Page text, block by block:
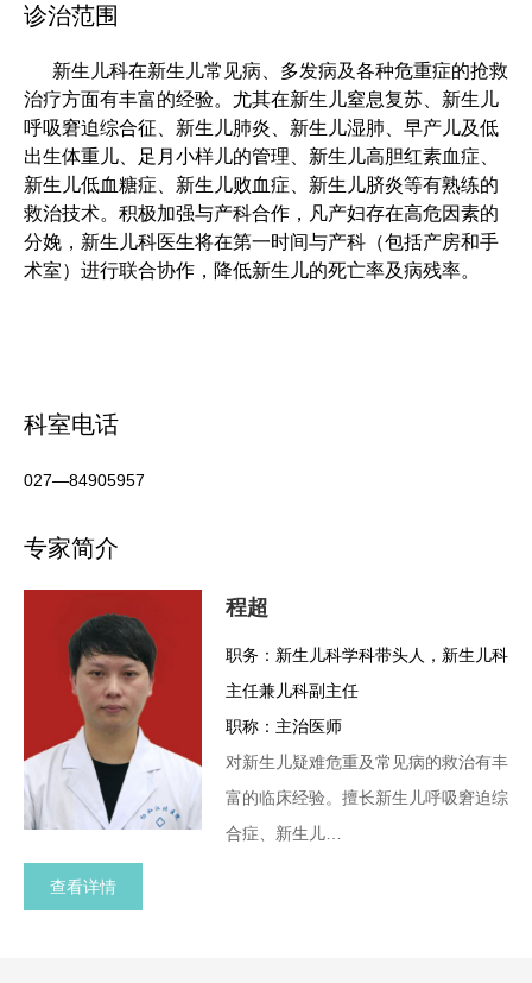
诊治范围
新生儿科在新生儿常见病、多发病及各种危重症的抢救
治疗方面有丰富的经验。尤其在新生儿窒息复苏、新生儿
呼吸窘迫综合征、新生儿肺炎、新生儿湿肺、早产儿及低
出生体重儿、足月小样儿的管理、新生儿高胆红素血症、
新生儿低血糖症、新生儿败血症、新生儿脐炎等有熟练的
救治技术。积极加强与产科合作，凡产妇存在高危因素的
分娩，新生儿科医生将在第一时间与产科（包括产房和手
术室）进行联合协作，降低新生儿的死亡率及病残率。
科室电话
027—84905957
专家简介
程超
职务：新生儿科学科带头人，新生儿科
主任兼儿科副主任
职称：主治医师
对新生儿疑难危重及常见病的救治有丰
富的临床经验。擅长新生儿呼吸窘迫综
合症、新生儿…
查看详情